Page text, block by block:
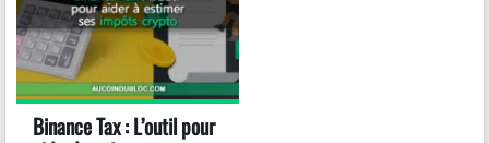
Binance Tax : L’outil pour